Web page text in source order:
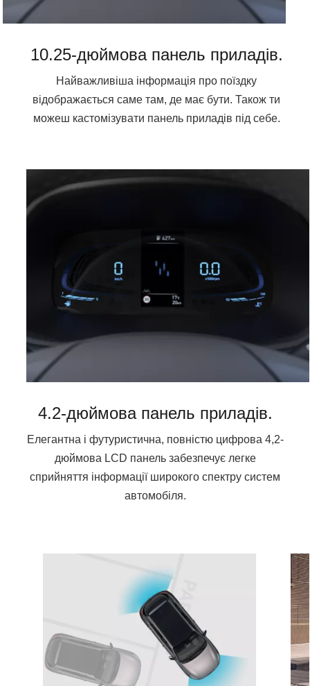
10.25-дюймова панель приладів.
Найважливіша інформація про поїздку
відображається саме там, де має бути. Також ти
можеш кастомізувати панель приладів під себе.
4.2-дюймова панель приладів.
Елегантна і футуристична, повністю цифрова 4,2-
дюймова LCD панель забезпечує легке
сприйняття інформації широкого спектру систем
автомобіля.